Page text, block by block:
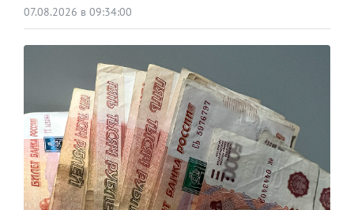
07.08.2026 в 09:34:00